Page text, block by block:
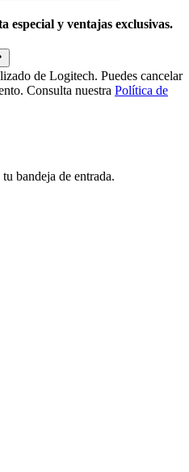
especial y ventajas exclusivas.
de Logitech. Puedes cancelar
Consulta nuestra Política de
bandeja de entrada.